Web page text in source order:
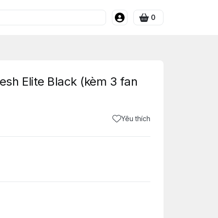
0
Elite Black (kèm 3 fan
Yêu thích